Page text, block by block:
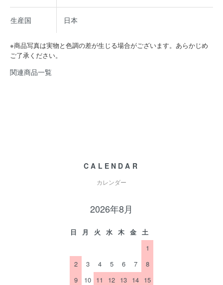
生産国 日本
※商品写真は実物と色調の差が生じる場合がございます。あらかじめ
ご了承ください。
関連商品一覧
CALENDAR
カレンダー
2026年8月
日 月 火 水 木 金 土
1
2
3 4 5 6 7
8
9
10 11 12 13 14 15